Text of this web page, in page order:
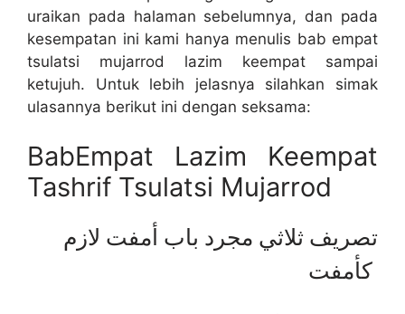
uraikan pada halaman sebelumnya, dan pada
kesempatan ini kami hanya menulis bab empat
tsulatsi mujarrod lazim keempat sampai
ketujuh. Untuk lebih jelasnya silahkan simak
ulasannya berikut ini dengan seksama:
BabEmpat Lazim Keempat
Tashrif Tsulatsi Mujarrod
تصريف ثلاثي مجرد باب أمفت لازم